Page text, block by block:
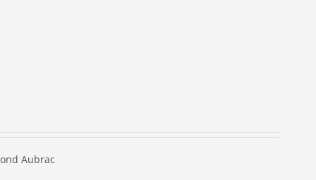
Aubrac